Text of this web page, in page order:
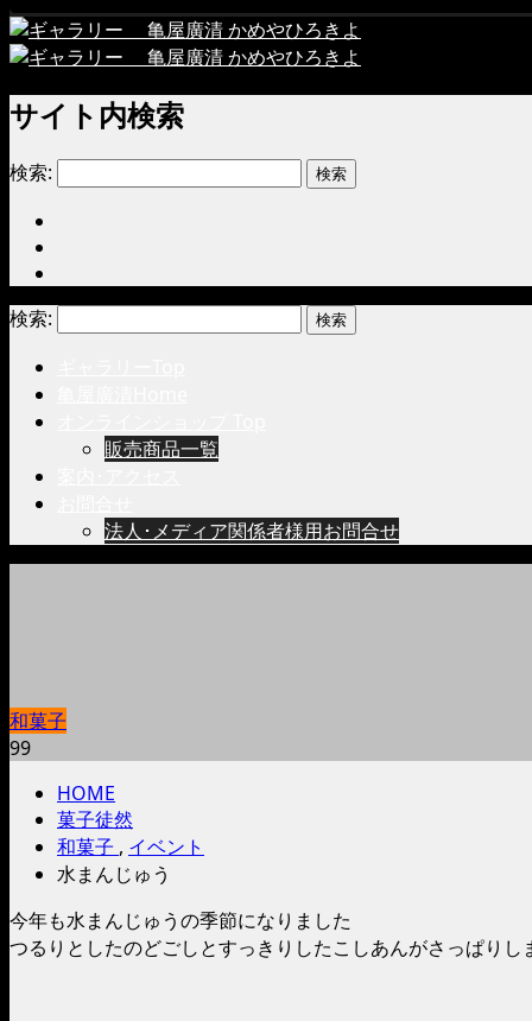
サイト内検索
検索:
検索:
販売商品一覧
法人･メディア関係者様用お問合せ
和菓子
99
HOME
菓子徒然
和菓子 , イベント
水まんじゅう
今年も水まんじゅうの季節になりました
つるりとしたのどごしとすっきりしたこしあんがさっぱりし